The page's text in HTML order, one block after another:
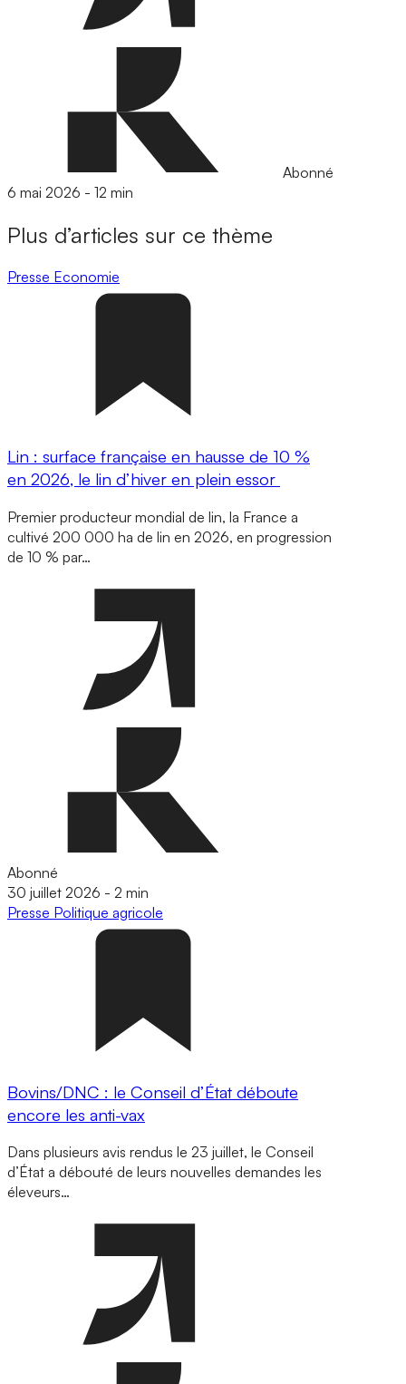
Abonné
6 mai 2026 - 12 min
Plus d’articles sur ce thème
Presse Economie
Lin : surface française en hausse de 10 %
en 2026, le lin d’hiver en plein essor
Premier producteur mondial de lin, la France a
cultivé 200 000 ha de lin en 2026, en progression
de 10 % par…
Abonné
30 juillet 2026 - 2 min
Presse Politique agricole
Bovins/DNC : le Conseil d’État déboute
encore les anti-vax
Dans plusieurs avis rendus le 23 juillet, le Conseil
d’État a débouté de leurs nouvelles demandes les
éleveurs…